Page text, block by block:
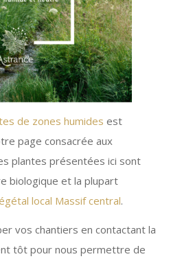
de zones humides est
page consacrée aux
plantes présentées ici sont
biologique et la plupart
local Massif central.
vos chantiers en contactant la
tôt pour nous permettre de